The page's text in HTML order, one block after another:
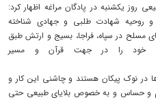
روز یکشنبه در پادگان مراغه اظهار کرد:
و روحیه شهادت طلبی و جهادی شناخته
مسلح در سپاه، فراجا، بسیج و ارتش طبق
خود را در جهت قرآن و مسیر
در نوک پیکان هستند و چاشنی این کار و
و حساس و به خصوص بلایای طبیعی حتی